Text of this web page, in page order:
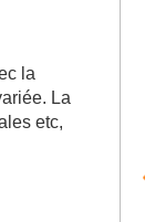
la
La
etc,